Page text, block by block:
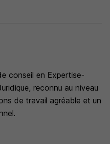
conseil en Expertise-
reconnu au niveau
de travail agréable et un